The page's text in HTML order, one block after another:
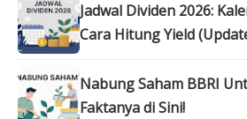
Jadwal Dividen 2026:
Cara Hitung Yield
Nabung Saham BBRI
Faktanya di Sini!